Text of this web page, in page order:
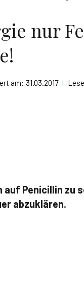
nur
am: 31.03.2017 |
Penicillin zu
abzuklären.